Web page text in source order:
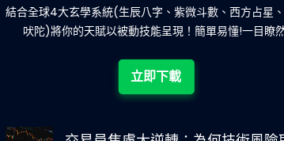
結合全球4大玄學系統(生辰八字、紫微斗數、西方占星
吠陀)將你的天賦以被動技能呈現！簡單易懂!一目瞭
立即下載